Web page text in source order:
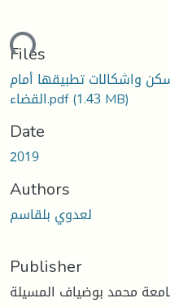
Files
واشكالات تطبيقها أمام
القضاء.pdf(1.43 MB)
Date
2019
Authors
لعدوي بلقاسم
Publisher
محمد بوضياف المسيلة